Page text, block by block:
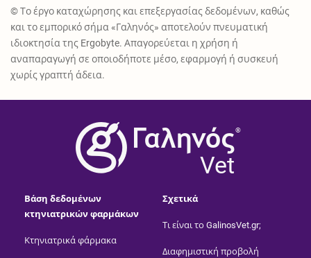
© Το έργο καταχώρησης και επεξεργασίας δεδομένων, καθώς
και το εμπορικό σήμα «Γαληνός» αποτελούν πνευματική
ιδιοκτησία της Ergobyte. Απαγορεύεται η χρήση ή
αναπαραγωγή σε οποιοδήποτε μέσο, εφαρμογή ή συσκευή
χωρίς γραπτή άδεια.
®
Vet
Βάση δεδομένων
κτηνιατρικών φαρμάκων
Κτηνιατρικά φάρμακα
Σχετικά
Τι είναι το GalinosVet.gr;
Διαφημιστική προβολή